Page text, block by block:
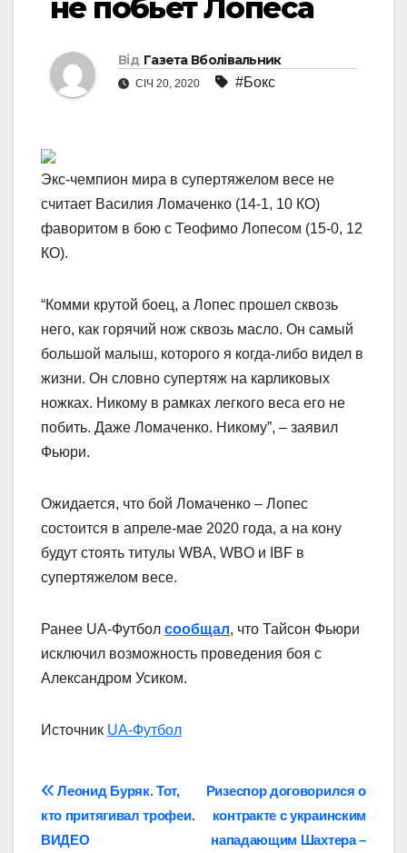
не побьет Лопеса
Від Газета Вболівальник
СІЧ 20, 2020 #Бокс
Экс-чемпион мира в супертяжелом весе не
считает Василия Ломаченко (14-1, 10 КО)
фаворитом в бою с Теофимо Лопесом (15-0, 12
КО).
“Комми крутой боец, а Лопес прошел сквозь
него, как горячий нож сквозь масло. Он самый
большой малыш, которого я когда-либо видел в
жизни. Он словно супертяж на карликовых
ножках. Никому в рамках легкого веса его не
побить. Даже Ломаченко. Никому”, – заявил
Фьюри.
Ожидается, что бой Ломаченко – Лопес
состоится в апреле-мае 2020 года, а на кону
будут стоять титулы WBA, WBO и IBF в
супертяжелом весе.
Ранее UA-Футбол сообщал, что Тайсон Фьюри
исключил возможность проведения боя с
Александром Усиком.
Источник UA-Футбол
Навігація
записів
Ризеспор договорился о
контракте с украинским
нападающим Шахтера –
Леонид Буряк. Тот,
кто притягивал трофеи.
ВИДЕО